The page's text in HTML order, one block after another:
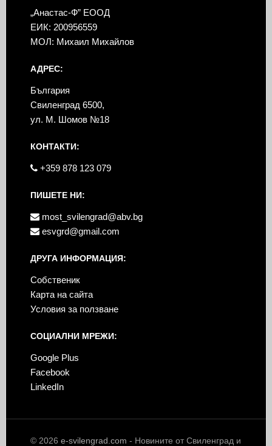
„Анастас-Ф” ЕООД
ЕИК: 200956559
МОЛ: Михаил Михайлов
АДРЕС:
България
Свиленград 6500,
ул. М. Шомов №18
КОНТАКТИ:
+359 878 123 079
ПИШЕТЕ НИ:
most_svilengrad@abv.bg
esvgrd@gmail.com
ДРУГА ИНФОРМАЦИЯ:
Собственик
Карта на сайта
Условия за ползване
СОЦИАЛНИ МРЕЖИ:
Google Plus
Facebook
LinkedIn
© 2026e-svilengrad.com - Новините от Свиленград и